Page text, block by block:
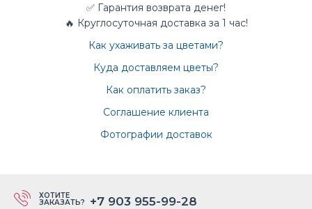
✅ Гарантия возврата денег!
🔥 Круглосуточная доставка за 1 час!
Как ухаживать за цветами?
Куда доставляем цветы?
Как оплатить заказ?
Соглашение клиента
Фотографии доставок
ХОТИТЕ
ЗАКАЗАТЬ? +7 903 955-99-28